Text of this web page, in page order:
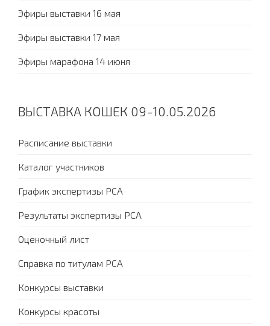
Эфиры выставки 16 мая
Эфиры выставки 17 мая
Эфиры марафона 14 июня
ВЫСТАВКА КОШЕК 09-10.05.2026
Расписание выставки
Каталог участников
График экспертизы PCA
Результаты экспертизы PCA
Оценочный лист
Справка по титулам PCA
Конкурсы выставки
Конкурсы красоты